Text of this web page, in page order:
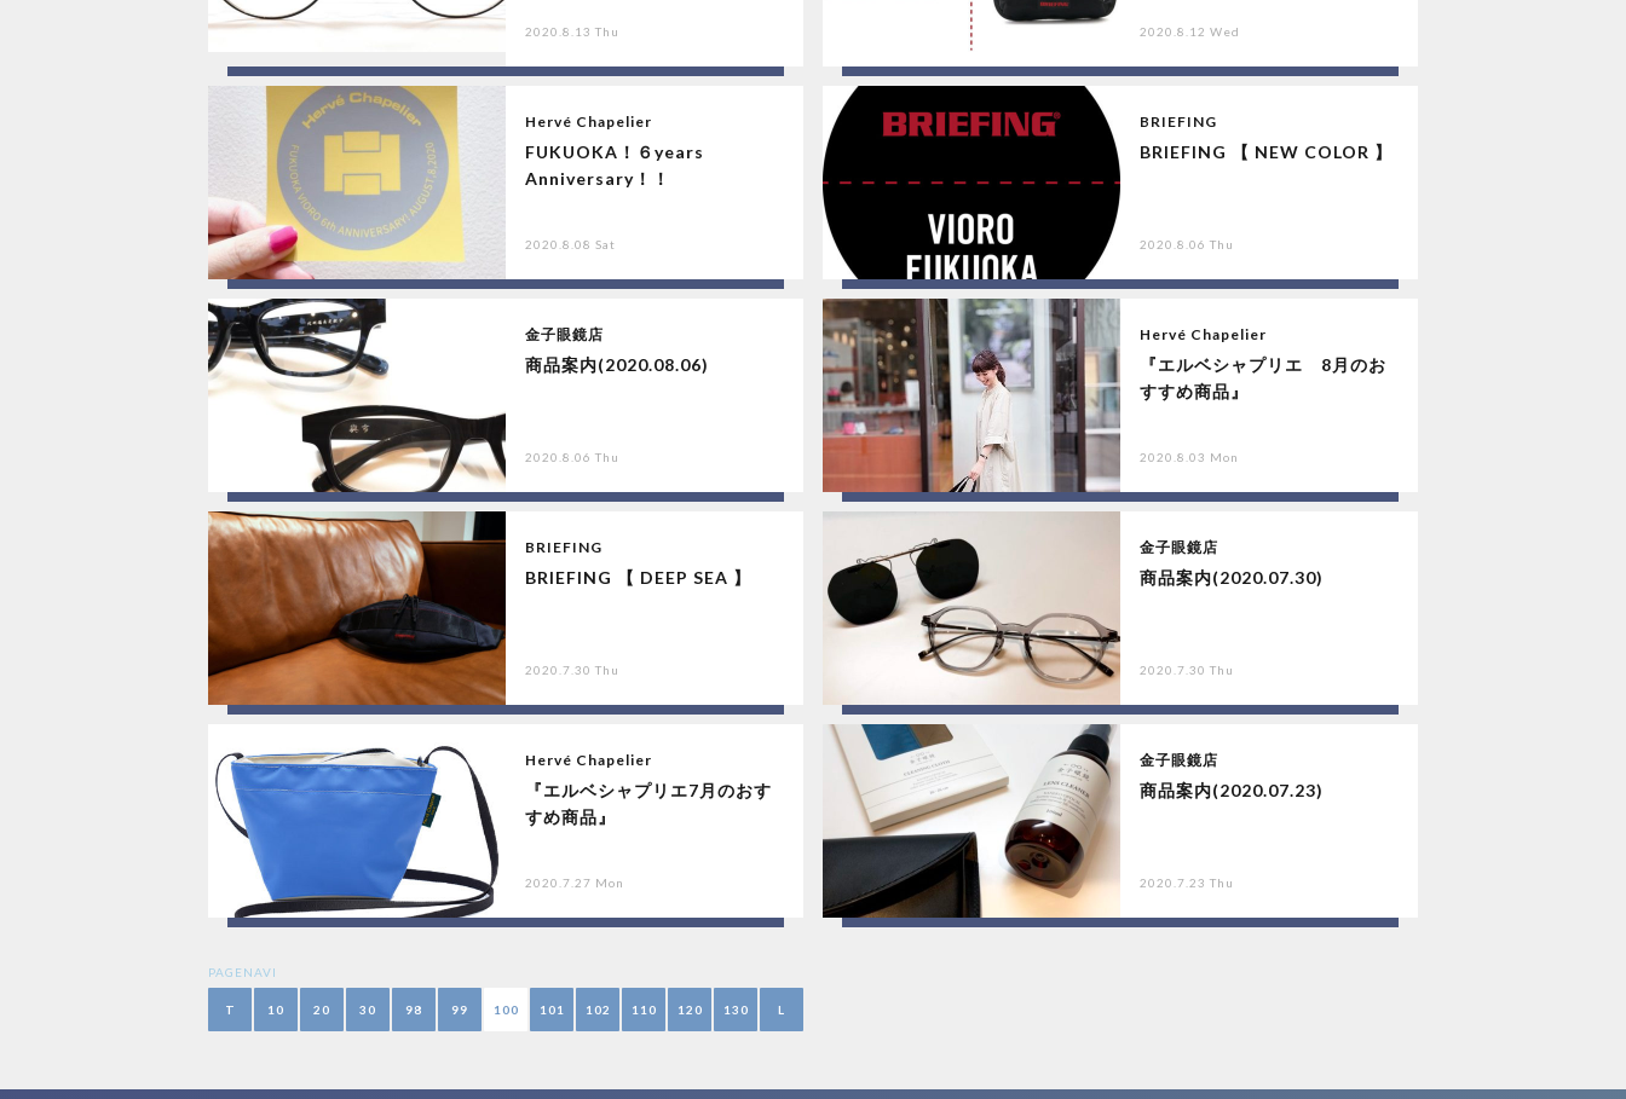
2020.8.13 Thu 2020.8.12 Wed
Hervé Chapelier
FUKUOKA！６years
Anniversary！！
2020.8.08 Sat
BRIEFING
BRIEFING 【 NEW COLOR 】
2020.8.06 Thu
金子眼鏡店
商品案内(2020.08.06)
2020.8.06 Thu
Hervé Chapelier
『エルベシャプリエ 8月のお
すすめ商品』
2020.8.03 Mon
BRIEFING
BRIEFING 【 DEEP SEA 】
2020.7.30 Thu
金子眼鏡店
商品案内(2020.07.30)
2020.7.30 Thu
Hervé Chapelier
『エルベシャプリエ7月のおす
すめ商品』
2020.7.27 Mon
金子眼鏡店
商品案内(2020.07.23)
2020.7.23 Thu
PAGENAVI
T 10 20 30 98 99 100 101 102 110 120 130 L